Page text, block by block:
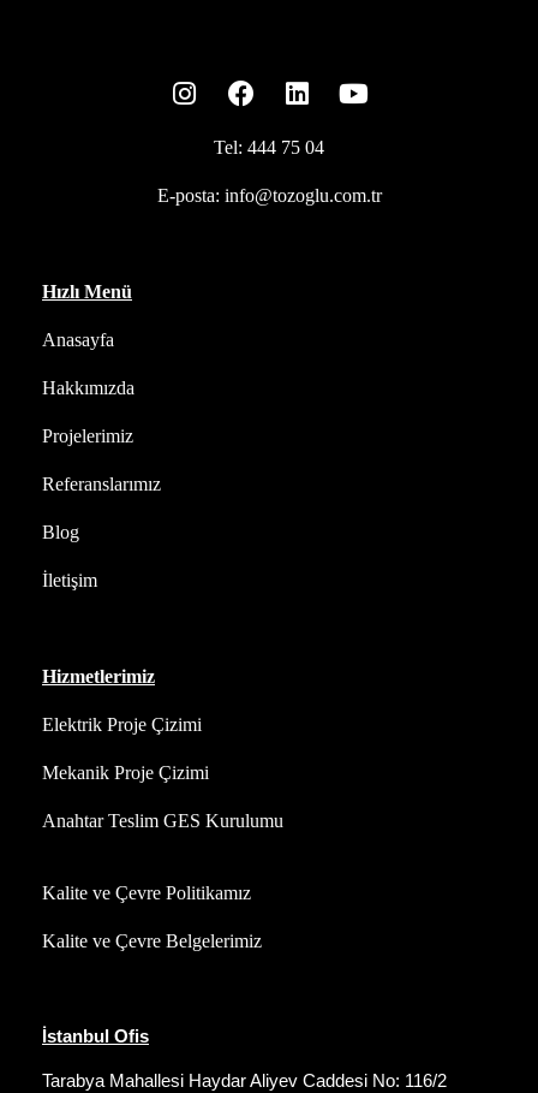
Tel: 444 75 04
E-posta: info@tozoglu.com.tr
Hızlı Menü
Anasayfa
Hakkımızda
Projelerimiz
Referanslarımız
Blog
İletişim
Hizmetlerimiz
Elektrik Proje Çizimi
Mekanik Proje Çizimi
Anahtar Teslim GES Kurulumu
Kalite ve Çevre Politikamız
Kalite ve Çevre Belgelerimiz
İstanbul Ofis
Tarabya Mahallesi Haydar Aliyev Caddesi No: 116/2